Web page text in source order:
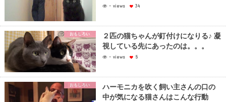
- views 34
おもしろい
２匹の猫ちゃんが釘付けになりる♪ 凝
視している先にあったのは。。。
- views 5
おもしろい
ハーモニカを吹く飼い主さんの口の
中が気になる猫さんはこんな行動